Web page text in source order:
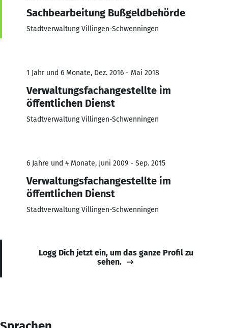
Sachbearbeitung Bußgeldbehörde
Stadtverwaltung Villingen-Schwenningen
1 Jahr und 6 Monate, Dez. 2016 - Mai 2018
Verwaltungsfachangestellte im
öffentlichen Dienst
Stadtverwaltung Villingen-Schwenningen
6 Jahre und 4 Monate, Juni 2009 - Sep. 2015
Verwaltungsfachangestellte im
öffentlichen Dienst
Stadtverwaltung Villingen-Schwenningen
Logg Dich jetzt ein, um das ganze Profil zu
sehen.